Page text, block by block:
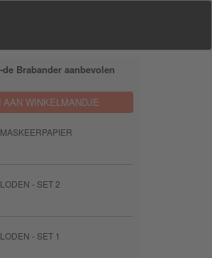
Brabander aanbevolen
WINKELMANDJE
- SET 2
- SET 1